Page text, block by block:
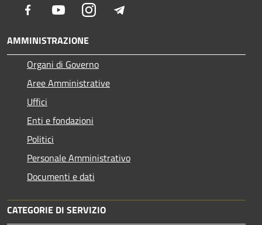
Facebook YoutubeInstagram
AMMINISTRAZIONE
Organi di Governo
Aree Amministrative
Uffici
Enti e fondazioni
Politici
Personale Amministrativo
Documenti e dati
CATEGORIE DI SERVIZIO